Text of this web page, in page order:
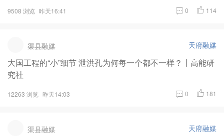
9508 浏览 昨天16:41 0 114
渠县融媒 天府融媒
大国工程的“小”细节 泄洪孔为何每一个都不一样？丨高能研
究社
12263 浏览 昨天14:03 0 181
渠县融媒 天府融媒